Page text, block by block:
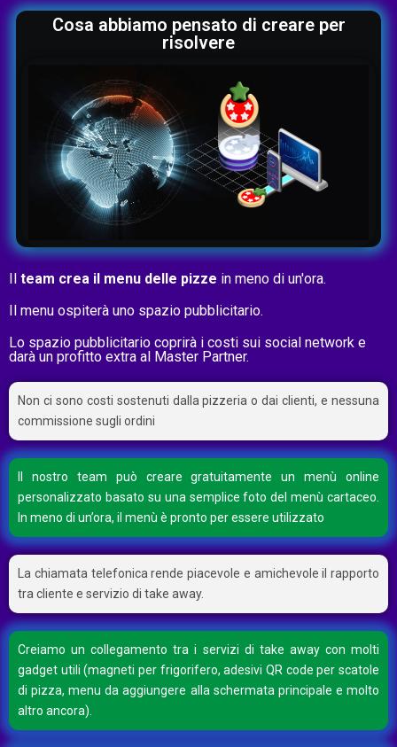
Cosa abbiamo pensato di creare per
risolvere
Il team crea il menu delle pizze in meno di un'ora.
Il menu ospiterà uno spazio pubblicitario.
Lo spazio pubblicitario coprirà i costi sui social network e
darà un profitto extra al Master Partner.
Non ci sono costi sostenuti dalla pizzeria o dai clienti, e nessuna
commissione sugli ordini
Il nostro team può creare gratuitamente un menù online
personalizzato basato su una semplice foto del menù cartaceo.
In meno di un’ora, il menù è pronto per essere utilizzato
La chiamata telefonica rende piacevole e amichevole il rapporto
tra cliente e servizio di take away.
Creiamo un collegamento tra i servizi di take away con molti
gadget utili (magneti per frigorifero, adesivi QR code per scatole
di pizza, menu da aggiungere alla schermata principale e molto
altro ancora).